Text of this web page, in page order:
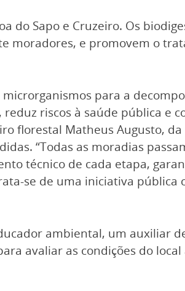
do Sapo e Cruzeiro. Os
moradores, e promovem o
para a
riscos à saúde pública e
florestal Matheus Augusto,
“Todas as moradias
técnico de cada etapa,
se de uma iniciativa pública
ambiental, um auxiliar
avaliar as condições do